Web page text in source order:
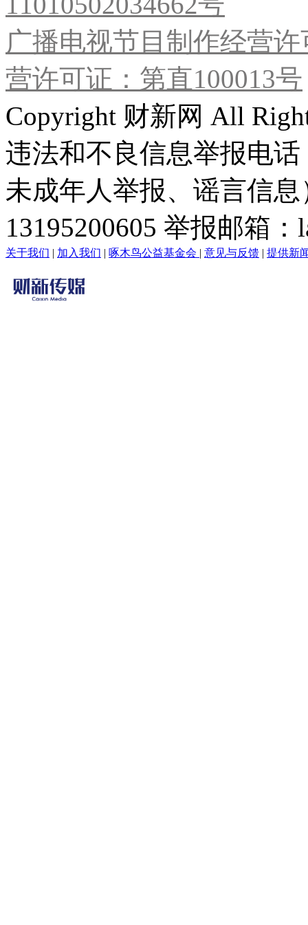
广播电视节目制作经营
营许可证：第直100013号
Copyright 财新网 All
违法和不良信息举报电
未成年人举报、谣言信
13195200605 举报邮箱
关于我们 | 加入我们 | 啄木鸟公益基金会 | 意见与反馈 | 提供新